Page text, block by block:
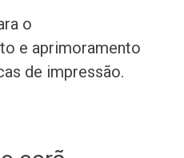
o
e aprimoramento
de impressão.